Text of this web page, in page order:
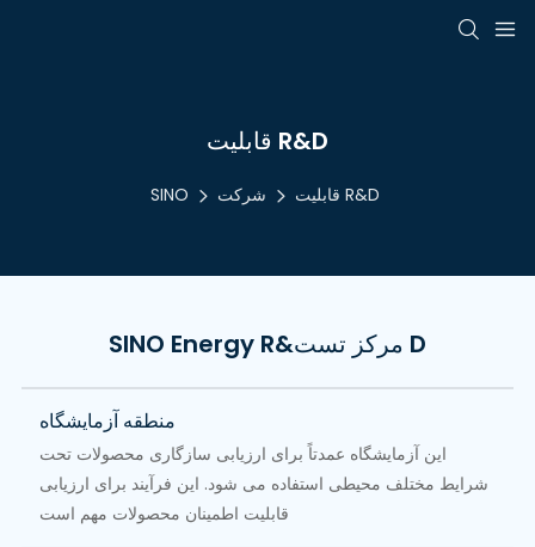
قابلیت R&D
SINO شرکت قابلیت R&D
SINO Energy R&مرکز تست D
منطقه آزمایشگاه
این آزمایشگاه عمدتاً برای ارزیابی سازگاری محصولات تحت
شرایط مختلف محیطی استفاده می شود. این فرآیند برای ارزیابی
قابلیت اطمینان محصولات مهم است